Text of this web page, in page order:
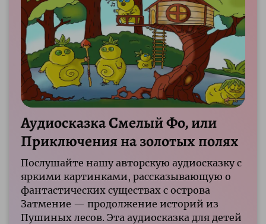
Аудиосказка Смелый Фо, или
Приключения на золотых полях
Послушайте нашу авторскую аудиосказку с
яркими картинками, рассказывающую о
фантастических существах с острова
Затмение — продолжение историй из
Пушиных лесов. Эта аудиосказка для детей